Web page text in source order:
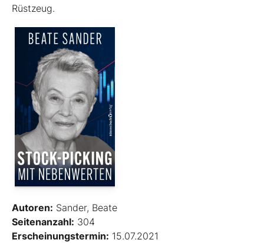
Rüstzeug.
Autoren: Sander, Beate
Seitenanzahl: 304
Erscheinungstermin: 15.07.2021